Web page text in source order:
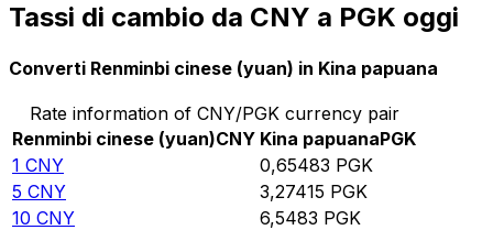
Tassi di cambio da CNY a PGK oggi
Converti Renminbi cinese (yuan) in Kina papuana
Rate information of CNY/PGK currency pair
Renminbi cinese (yuan)CNY Kina papuanaPGK
1 CNY 0,65483 PGK
5 CNY 3,27415 PGK
10 CNY 6,5483 PGK